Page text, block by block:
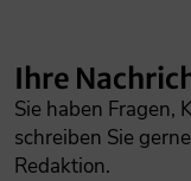
Ihre
Sie haben Fragen,
schreiben Sie
Redaktion.